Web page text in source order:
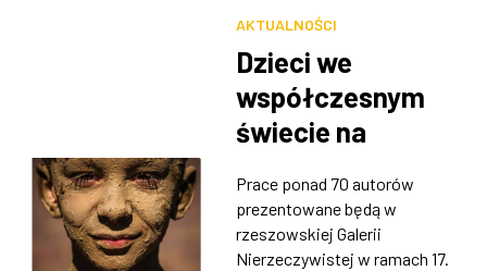
AKTUALNOŚCI
Dzieci we
współczesnym
świecie na
Galerii
Nierzeczywistej
Prace ponad 70 autorów
prezentowane będą w
rzeszowskiej Galerii
Nierzeczywistej w ramach 17.